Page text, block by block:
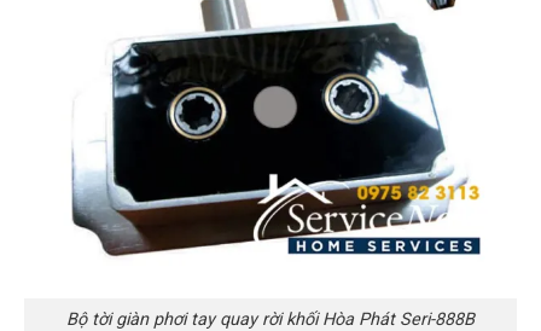
Bộ tời giàn phơi tay quay rời khối Hòa Phát Seri-888B